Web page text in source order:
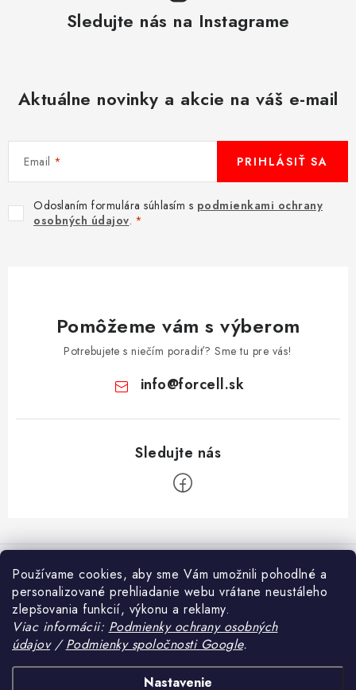
Používame cookies, aby sme Vám umožnili pohodlné a
personalizované prehliadanie webu vrátane neustáleho
zlepšovania funkcií, výkonu a reklamy.
Viac informácii: Podmienky ochrany osobných
údajov/Podmienky spoločnosti Google.
Nastavenie
Sledujte nás na Instagrame
Aktuálne novinky a akcie na váš e-mail
Email
Odoslaním formulára súhlasím s podmienkami ochrany
osobných údajov.
PRIHLÁSIŤ SA
Pomôžeme vám s výberom
Potrebujete s niečím poradiť? Sme tu pre vás!
info@forcell.sk
á
Informácie pre vás
Doprava a platba
Ako nakupovať
Obchodné podmienky
Podmienky ochrany osobných údajov
Prijímame online platby
Blog
Tvrdené sklo alebo fólia na mobil – čo sa viac oplatí?
Heureka.sk